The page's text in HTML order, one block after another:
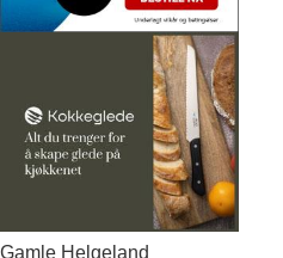
Gamle Helgeland